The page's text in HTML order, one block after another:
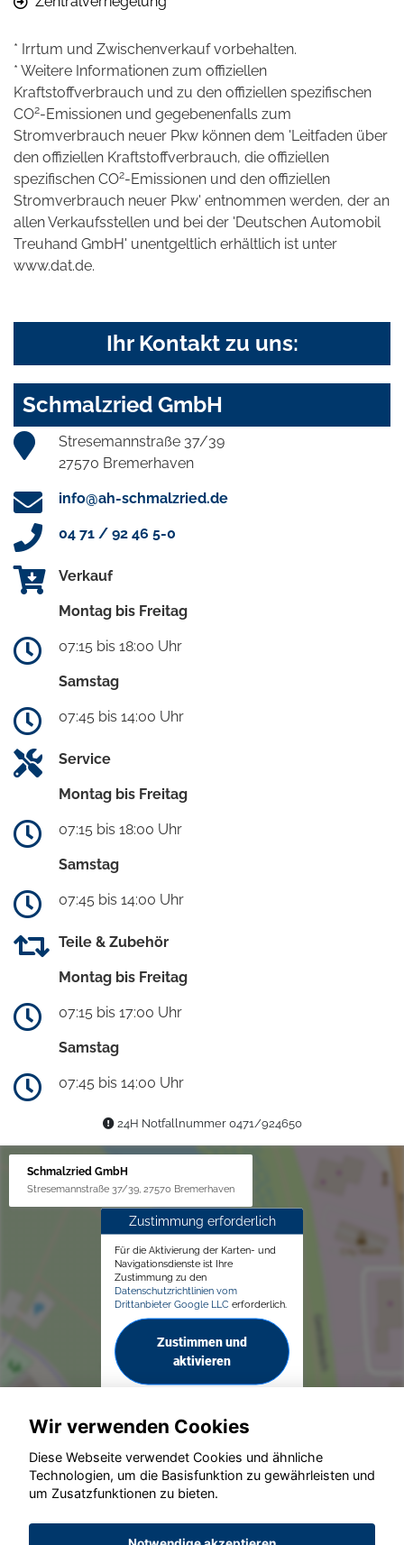
* Irrtum und Zwischenverkauf vorbehalten.
* Weitere Informationen zum offiziellen
Kraftstoffverbrauch und zu den offiziellen spezifischen
CO2-Emissionen und gegebenenfalls zum
Stromverbrauch neuer Pkw können dem 'Leitfaden über
den offiziellen Kraftstoffverbrauch, die offiziellen
spezifischen CO2-Emissionen und den offiziellen
Stromverbrauch neuer Pkw' entnommen werden, der an
allen Verkaufsstellen und bei der 'Deutschen Automobil
Treuhand GmbH' unentgeltlich erhältlich ist unter
www.dat.de.
Ihr Kontakt zu uns:
Schmalzried GmbH
Stresemannstraße 37/39
27570 Bremerhaven
info@ah-schmalzried.de
04 71 / 92 46 5-0
Verkauf
Montag bis Freitag
07:15 bis 18:00 Uhr
Samstag
07:45 bis 14:00 Uhr
Service
Montag bis Freitag
07:15 bis 18:00 Uhr
Samstag
07:45 bis 14:00 Uhr
Teile & Zubehör
Montag bis Freitag
07:15 bis 17:00 Uhr
Samstag
07:45 bis 14:00 Uhr
24H Notfallnummer 0471/924650
Schmalzried GmbH
Stresemannstraße 37/39, 27570 Bremerhaven
Zustimmung erforderlich
Für die Aktivierung der Karten- und
Navigationsdienste ist Ihre
Zustimmung zu den
Datenschutzrichtlinien vom
Drittanbieter Google LLC erforderlich.
Zustimmen und
aktivieren
© konjunkturmotor.de GmbH 2020 - 2026
Wir verwenden Cookies
Diese Webseite verwendet Cookies und ähnliche
Technologien, um die Basisfunktion zu gewährleisten und
um Zusatzfunktionen zu bieten.